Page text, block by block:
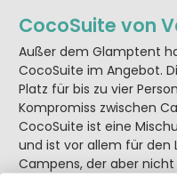
CocoSuite von
Außer dem Glamptent
CocoSuite im Angebot.
Platz für bis zu vier
Kompromiss zwischen
CocoSuite ist eine
und ist vor allem für den
Campens, der aber